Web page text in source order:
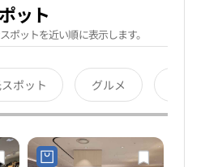
ット
ポットを近い順に表示します。
ポット グルメ